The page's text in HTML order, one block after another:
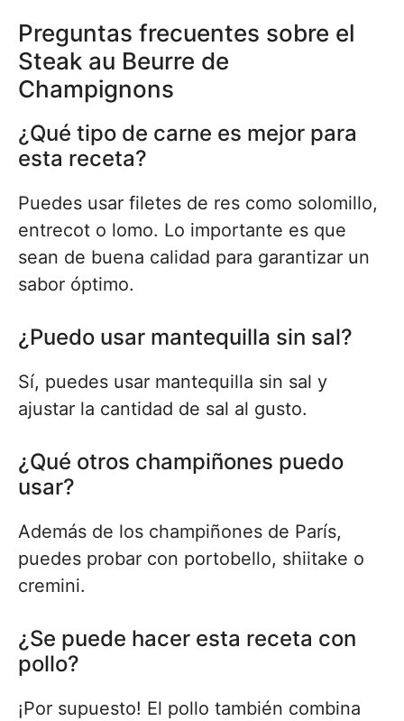
Preguntas frecuentes sobre el
Steak au Beurre de
Champignons
¿Qué tipo de carne es mejor para
esta receta?
Puedes usar filetes de res como solomillo,
entrecot o lomo. Lo importante es que
sean de buena calidad para garantizar un
sabor óptimo.
¿Puedo usar mantequilla sin sal?
Sí, puedes usar mantequilla sin sal y
ajustar la cantidad de sal al gusto.
¿Qué otros champiñones puedo
usar?
Además de los champiñones de París,
puedes probar con portobello, shiitake o
cremini.
¿Se puede hacer esta receta con
pollo?
¡Por supuesto! El pollo también combina